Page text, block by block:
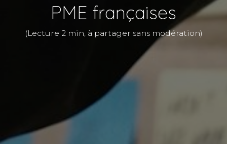
PME françaises
(Lecture 2 min, à partager sans modération)